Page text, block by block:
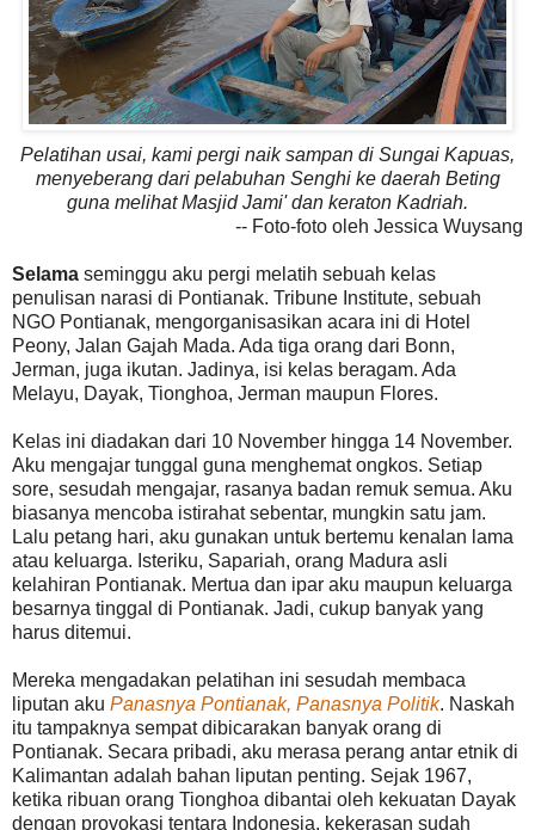
Pelatihan usai, kami pergi naik sampan di Sungai Kapuas,
menyeberang dari pelabuhan Senghi ke daerah Beting
guna melihat Masjid Jami' dan keraton Kadriah.
-- Foto-foto oleh Jessica Wuysang
Selama seminggu aku pergi melatih sebuah kelas
penulisan narasi di Pontianak. Tribune Institute, sebuah
NGO Pontianak, mengorganisasikan acara ini di Hotel
Peony, Jalan Gajah Mada. Ada tiga orang dari Bonn,
Jerman, juga ikutan. Jadinya, isi kelas beragam. Ada
Melayu, Dayak, Tionghoa, Jerman maupun Flores.
Kelas ini diadakan dari 10 November hingga 14 November.
Aku mengajar tunggal guna menghemat ongkos. Setiap
sore, sesudah mengajar, rasanya badan remuk semua. Aku
biasanya mencoba istirahat sebentar, mungkin satu jam.
Lalu petang hari, aku gunakan untuk bertemu kenalan lama
atau keluarga. Isteriku, Sapariah, orang Madura asli
kelahiran Pontianak. Mertua dan ipar aku maupun keluarga
besarnya tinggal di Pontianak. Jadi, cukup banyak yang
harus ditemui.
Mereka mengadakan pelatihan ini sesudah membaca
liputan aku Panasnya Pontianak, Panasnya Politik. Naskah
itu tampaknya sempat dibicarakan banyak orang di
Pontianak. Secara pribadi, aku merasa perang antar etnik di
Kalimantan adalah bahan liputan penting. Sejak 1967,
ketika ribuan orang Tionghoa dibantai oleh kekuatan Dayak
dengan provokasi tentara Indonesia, kekerasan sudah